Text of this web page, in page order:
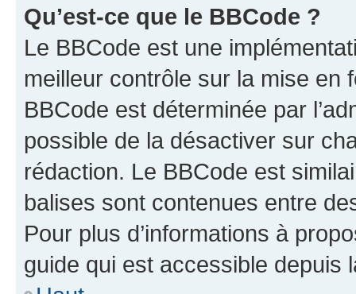
Qu’est-ce que le BBCode ?
Le BBCode est une
meilleur contrôle sur la mise en
BBCode est déterminée par
possible de la désactiver sur
rédaction. Le BBCode est
balises sont contenues entre
Pour plus d’informations à
guide qui est accessible depuis